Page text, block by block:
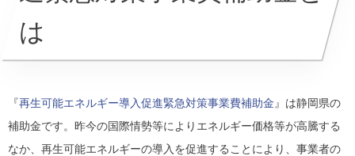
は
『再生可能エネルギー導入促進緊急対策事業費補助金 』は静岡県の
補助金です。昨今の国際情勢等によりエネルギー価格等が高騰する
なか、再生可能エネルギーの導入を促進することにより、事業者の